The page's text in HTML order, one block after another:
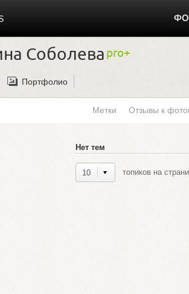
Соболева
Портфолио
Метки Отзывы к
Нет тем
10 топиков на